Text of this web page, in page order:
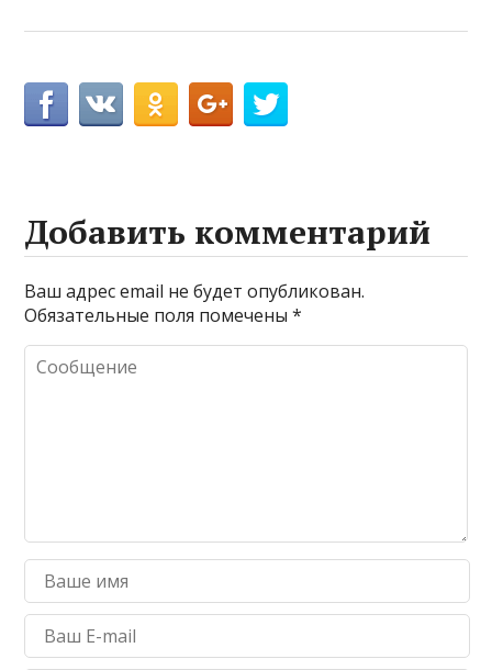
Добавить комментарий
Ваш адрес email не будет опубликован.
Обязательные поля помечены*